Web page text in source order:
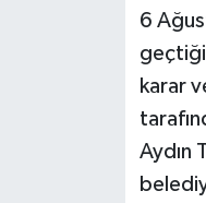
6
geçtiği
karar
Aydın